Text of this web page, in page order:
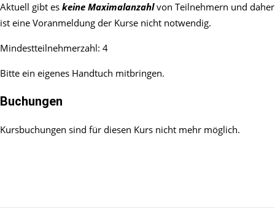
Aktuell gibt es keine Maximalanzahlvon Teilnehmern und daher
ist eine Voranmeldung der Kurse nicht notwendig.
Mindestteilnehmerzahl: 4
Bitte ein eigenes Handtuch mitbringen.
Buchungen
Kursbuchungen sind für diesen Kurs nicht mehr möglich.